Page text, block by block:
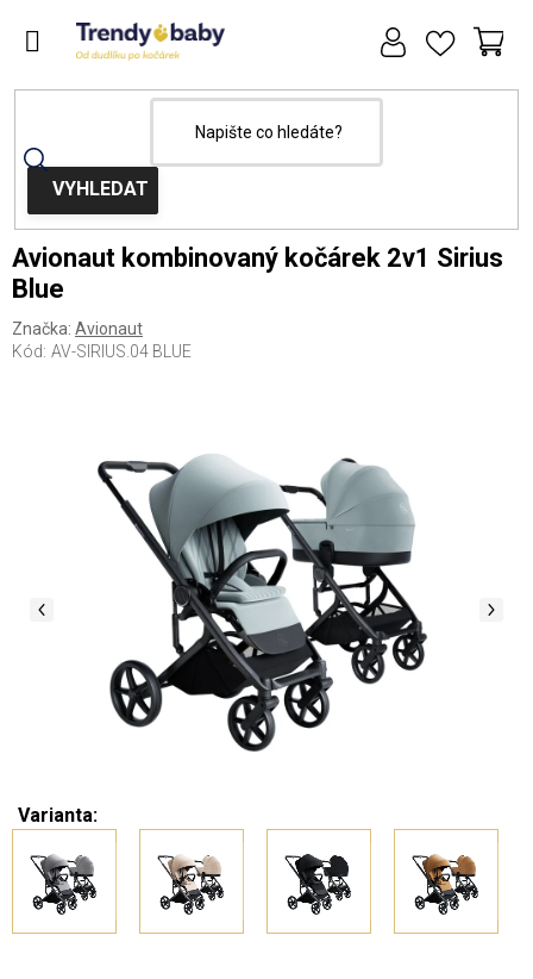
DomůKočárky
Varianta:
Avionaut kombinovaný kočárek 2v1 Sirius
Blue
Značka: Avionaut
Kód: AV-SIRIUS.04 BLUE